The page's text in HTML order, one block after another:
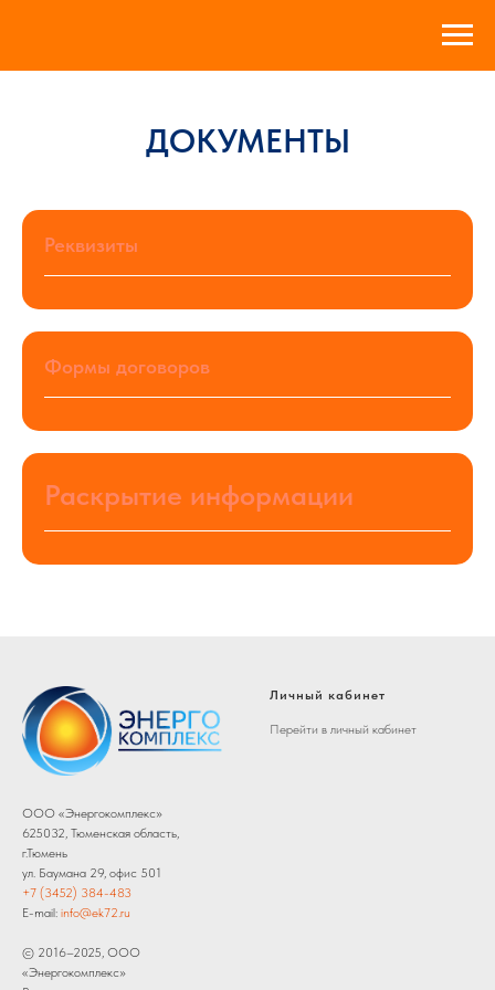
ДОКУМЕНТЫ
Реквизиты
Формы договоров
Раскрытие информации
ООО «Энергокомплекс»
625032, Тюменская область,
г.Тюмень
ул. Баумана 29, офис 501
+7 (3452) 384-483
E-mail: info@ek72.ru
© 2016–2025, ООО
«Энергокомплекс»
Личный кабинет
Перейти в личный кабинет